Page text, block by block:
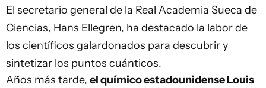
El secretario general de la Real Academia Sueca de
Ciencias, Hans Ellegren, ha destacado la labor de
los científicos galardonados para descubrir y
sintetizar los puntos cuánticos.
Años más tarde, el químico estadounidense Louis